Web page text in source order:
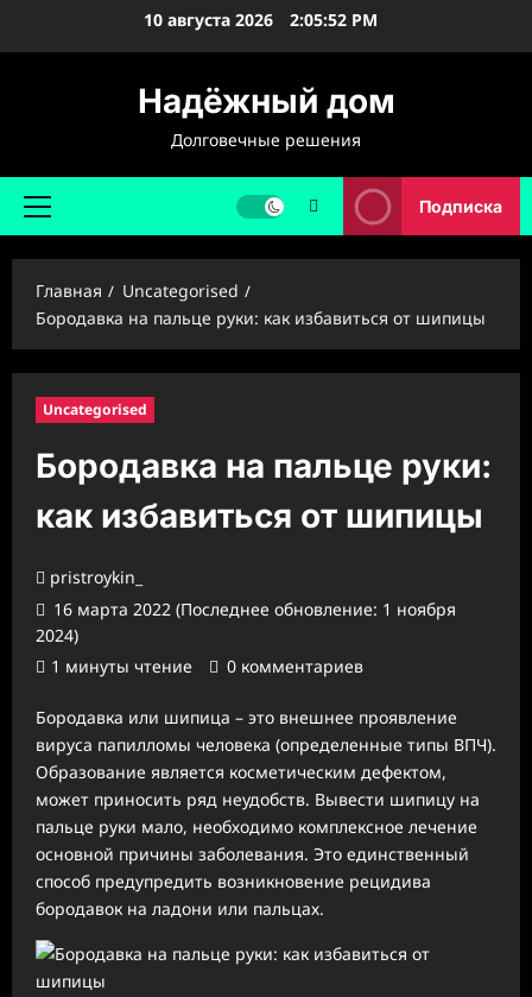
10 августа 2026 2:05:53 PM
Надёжный дом
Долговечные решения
Основное
Подписка
Главная
Uncategorised
Бородавка на пальце руки: как избавиться от шипицы
Uncategorised
Бородавка на пальце руки:
как избавиться от шипицы
pristroykin_
16 марта 2022 (Последнее обновление: 1 ноября
2024)
1 минуты чтение
0 комментариев
Бородавка или шипица – это внешнее проявление
вируса папилломы человека (определенные типы ВПЧ).
Образование является косметическим дефектом,
может приносить ряд неудобств. Вывести шипицу на
пальце руки мало, необходимо комплексное лечение
основной причины заболевания. Это единственный
способ предупредить возникновение рецидива
бородавок на ладони или пальцах.